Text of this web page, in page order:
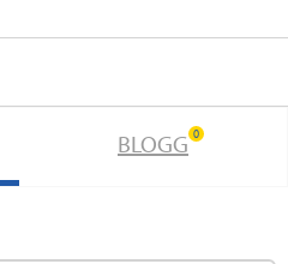
BLOGG 0